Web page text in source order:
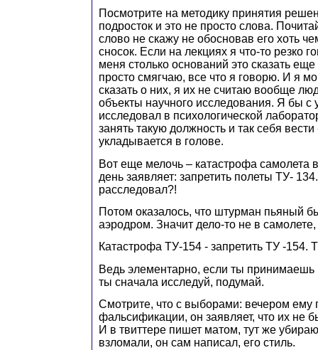
Посмотрите на методику принятия
подросток и это не просто слова.
слово не скажу не обосновав его хоть
сносок. Если на лекциях я что-то резко
меня столько оснований это сказать
просто смягчаю, все что я говорю. И я
сказать о них, я их не считаю вообще
объекты научного исследования. Я бы с
исследовал в психологической
занять такую должность и так себя
укладывается в голове.
Вот еще мелочь – катастрофа самолета
день заявляет: запретить полеты ТУ-
расследовал?!
Потом оказалось, что штурман пьяный
аэродром. Значит дело-то не в
Катастрофа ТУ-154 - запретить ТУ -154.
Ведь элементарно, если ты принимаешь
ты сначала исследуй, подумай.
Смотрите, что с выборами: вечером ему
фальсификации, он заявляет, что их не
И в твиттере пишет матом, тут же
взломали, он сам написал, его стиль.